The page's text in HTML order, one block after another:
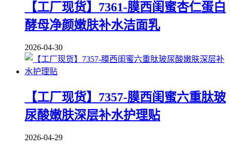
【工厂现货】7361-膜西闺蜜杏仁蛋白
酵母净颜嫩肤补水洁面乳
2026-04-30
【工厂现货】7357-膜西闺蜜六重肽玻
尿酸嫩肤深层补水护理贴
2026-04-29